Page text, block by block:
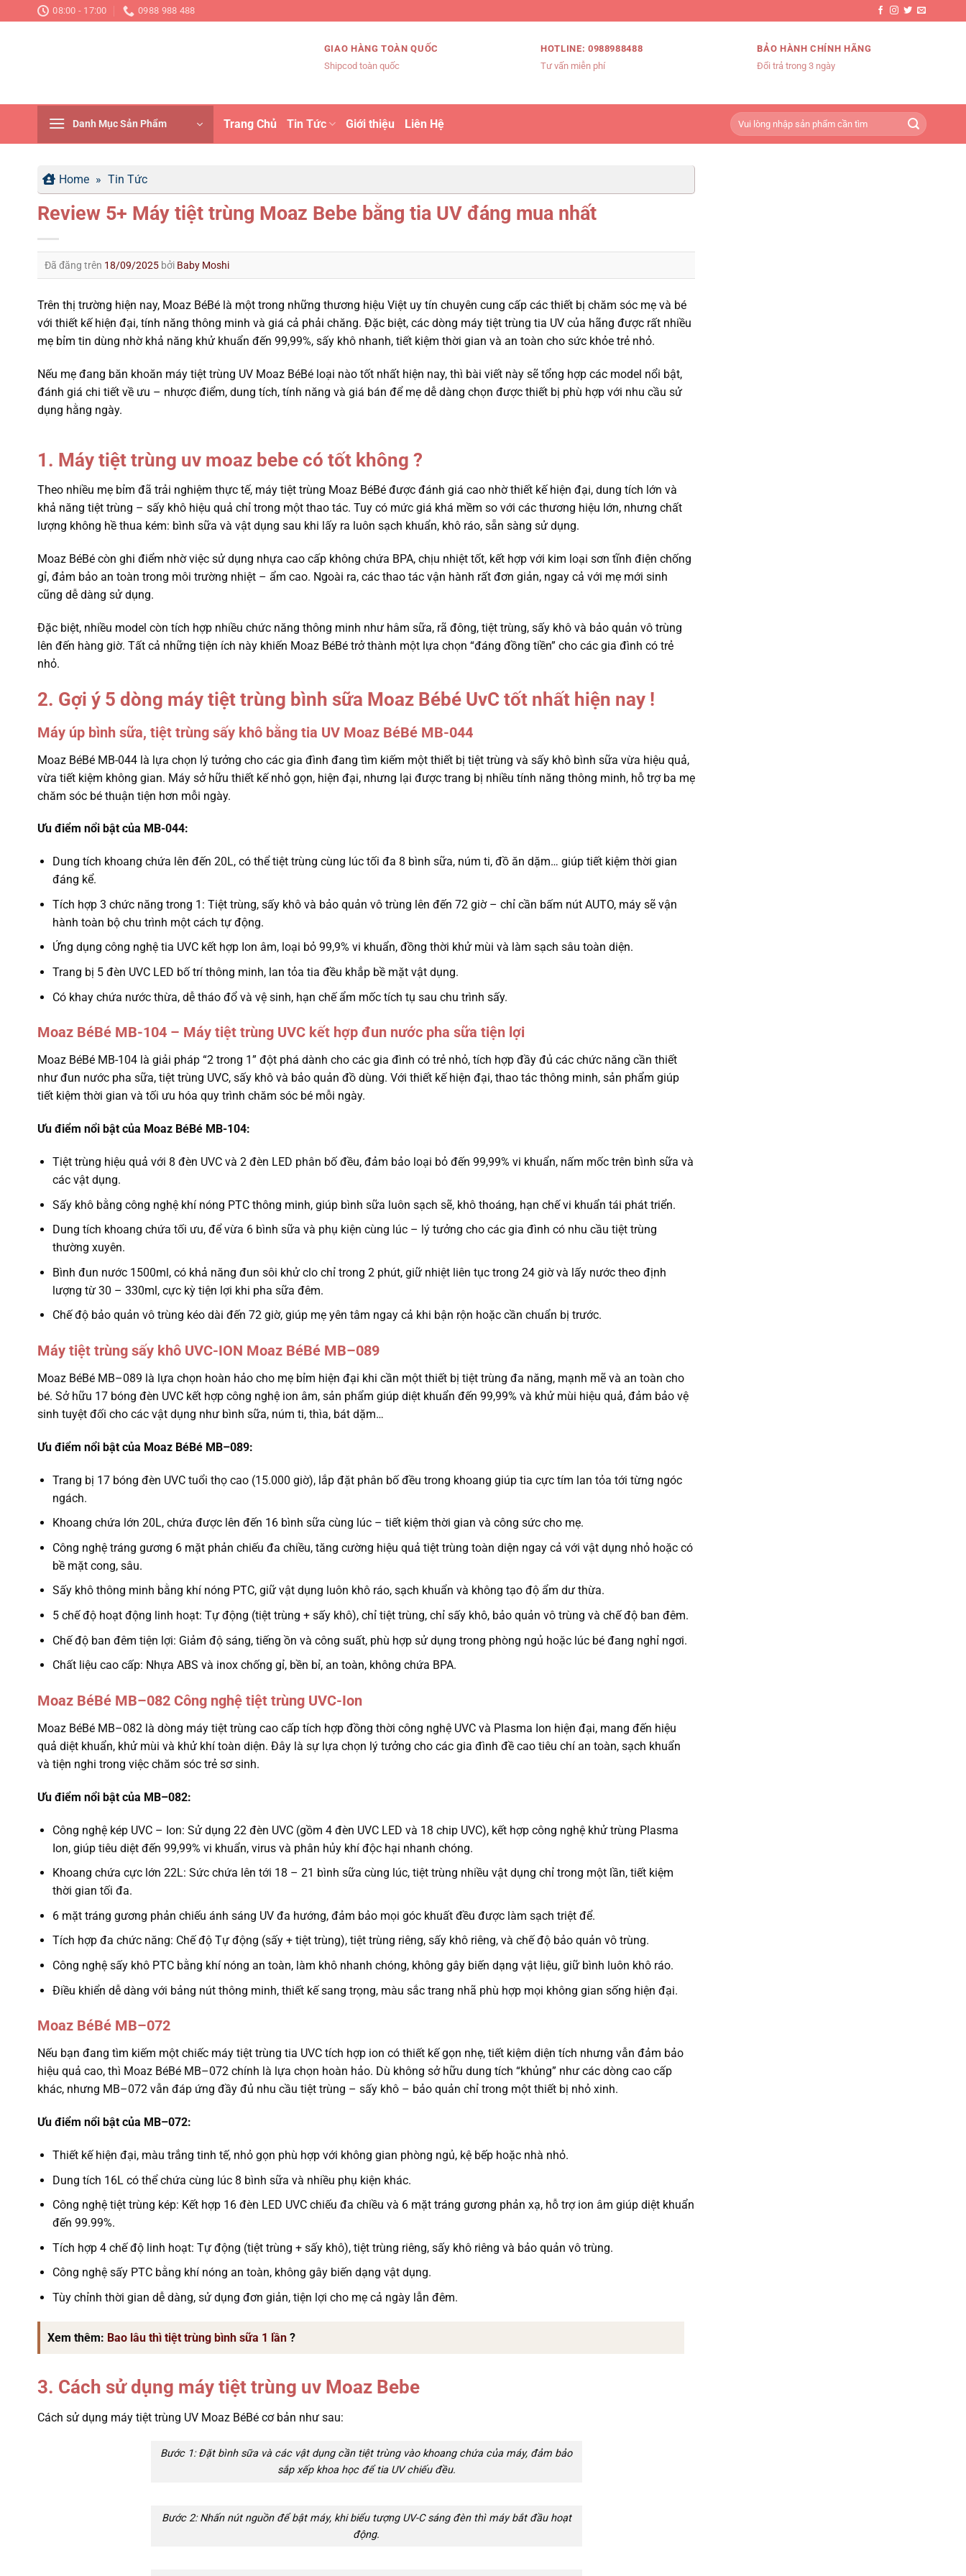
đến
08:00 - 17:00 0988 988 488
GIAO HÀNG TOÀN QUỐC
Shipcod toàn quốc
HOTLINE: 0988988488
Tư vấn miễn phí
BẢO HÀNH CHÍNH HÃNG
Đổi trả trong 3 ngày
Danh Mục Sản Phẩm Trang Chủ Tin Tức Giới thiệu Liên Hệ
Tìm
kiếm:
Home » Tin Tức
Review 5+ Máy tiệt trùng Moaz Bebe bằng tia UV đáng mua nhất
Đã đăng trên 18/09/2025 bởi Baby Moshi
Trên thị trường hiện nay, Moaz BéBé là một trong những thương hiệu Việt uy tín chuyên cung cấp các thiết bị chăm sóc mẹ và bé
với thiết kế hiện đại, tính năng thông minh và giá cả phải chăng. Đặc biệt, các dòng máy tiệt trùng tia UV của hãng được rất nhiều
mẹ bỉm tin dùng nhờ khả năng khử khuẩn đến 99,99%, sấy khô nhanh, tiết kiệm thời gian và an toàn cho sức khỏe trẻ nhỏ.
Nếu mẹ đang băn khoăn máy tiệt trùng UV Moaz BéBé loại nào tốt nhất hiện nay, thì bài viết này sẽ tổng hợp các model nổi bật,
đánh giá chi tiết về ưu – nhược điểm, dung tích, tính năng và giá bán để mẹ dễ dàng chọn được thiết bị phù hợp với nhu cầu sử
dụng hằng ngày.
1. Máy tiệt trùng uv moaz bebe có tốt không ?
Theo nhiều mẹ bỉm đã trải nghiệm thực tế, máy tiệt trùng Moaz BéBé được đánh giá cao nhờ thiết kế hiện đại, dung tích lớn và
khả năng tiệt trùng – sấy khô hiệu quả chỉ trong một thao tác. Tuy có mức giá khá mềm so với các thương hiệu lớn, nhưng chất
lượng không hề thua kém: bình sữa và vật dụng sau khi lấy ra luôn sạch khuẩn, khô ráo, sẵn sàng sử dụng.
Moaz BéBé còn ghi điểm nhờ việc sử dụng nhựa cao cấp không chứa BPA, chịu nhiệt tốt, kết hợp với kim loại sơn tĩnh điện chống
gỉ, đảm bảo an toàn trong môi trường nhiệt – ẩm cao. Ngoài ra, các thao tác vận hành rất đơn giản, ngay cả với mẹ mới sinh
cũng dễ dàng sử dụng.
Đặc biệt, nhiều model còn tích hợp nhiều chức năng thông minh như hâm sữa, rã đông, tiệt trùng, sấy khô và bảo quản vô trùng
lên đến hàng giờ. Tất cả những tiện ích này khiến Moaz BéBé trở thành một lựa chọn “đáng đồng tiền” cho các gia đình có trẻ
nhỏ.
2. Gợi ý 5 dòng máy tiệt trùng bình sữa Moaz Bébé UvC tốt nhất hiện nay !
Máy úp bình sữa, tiệt trùng sấy khô bằng tia UV Moaz BéBé MB-044
Moaz BéBé MB-044 là lựa chọn lý tưởng cho các gia đình đang tìm kiếm một thiết bị tiệt trùng và sấy khô bình sữa vừa hiệu quả,
vừa tiết kiệm không gian. Máy sở hữu thiết kế nhỏ gọn, hiện đại, nhưng lại được trang bị nhiều tính năng thông minh, hỗ trợ ba mẹ
chăm sóc bé thuận tiện hơn mỗi ngày.
Ưu điểm nổi bật của MB-044:
Dung tích khoang chứa lên đến 20L, có thể tiệt trùng cùng lúc tối đa 8 bình sữa, núm ti, đồ ăn dặm… giúp tiết kiệm thời gian
đáng kể.
Tích hợp 3 chức năng trong 1: Tiệt trùng, sấy khô và bảo quản vô trùng lên đến 72 giờ – chỉ cần bấm nút AUTO, máy sẽ vận
hành toàn bộ chu trình một cách tự động.
Ứng dụng công nghệ tia UVC kết hợp Ion âm, loại bỏ 99,9% vi khuẩn, đồng thời khử mùi và làm sạch sâu toàn diện.
Trang bị 5 đèn UVC LED bố trí thông minh, lan tỏa tia đều khắp bề mặt vật dụng.
Có khay chứa nước thừa, dễ tháo đổ và vệ sinh, hạn chế ẩm mốc tích tụ sau chu trình sấy.
Moaz BéBé MB-104 – Máy tiệt trùng UVC kết hợp đun nước pha sữa tiện lợi
Moaz BéBé MB-104 là giải pháp “2 trong 1” đột phá dành cho các gia đình có trẻ nhỏ, tích hợp đầy đủ các chức năng cần thiết
như đun nước pha sữa, tiệt trùng UVC, sấy khô và bảo quản đồ dùng. Với thiết kế hiện đại, thao tác thông minh, sản phẩm giúp
tiết kiệm thời gian và tối ưu hóa quy trình chăm sóc bé mỗi ngày.
Ưu điểm nổi bật của Moaz BéBé MB-104:
Tiệt trùng hiệu quả với 8 đèn UVC và 2 đèn LED phân bố đều, đảm bảo loại bỏ đến 99,99% vi khuẩn, nấm mốc trên bình sữa và
các vật dụng.
Sấy khô bằng công nghệ khí nóng PTC thông minh, giúp bình sữa luôn sạch sẽ, khô thoáng, hạn chế vi khuẩn tái phát triển.
Dung tích khoang chứa tối ưu, để vừa 6 bình sữa và phụ kiện cùng lúc – lý tưởng cho các gia đình có nhu cầu tiệt trùng
thường xuyên.
Bình đun nước 1500ml, có khả năng đun sôi khử clo chỉ trong 2 phút, giữ nhiệt liên tục trong 24 giờ và lấy nước theo định
lượng từ 30 – 330ml, cực kỳ tiện lợi khi pha sữa đêm.
Chế độ bảo quản vô trùng kéo dài đến 72 giờ, giúp mẹ yên tâm ngay cả khi bận rộn hoặc cần chuẩn bị trước.
Máy tiệt trùng sấy khô UVC-ION Moaz BéBé MB–089
Moaz BéBé MB–089 là lựa chọn hoàn hảo cho mẹ bỉm hiện đại khi cần một thiết bị tiệt trùng đa năng, mạnh mẽ và an toàn cho
bé. Sở hữu 17 bóng đèn UVC kết hợp công nghệ ion âm, sản phẩm giúp diệt khuẩn đến 99,99% và khử mùi hiệu quả, đảm bảo vệ
sinh tuyệt đối cho các vật dụng như bình sữa, núm ti, thìa, bát dặm…
Ưu điểm nổi bật của Moaz BéBé MB–089:
Trang bị 17 bóng đèn UVC tuổi thọ cao (15.000 giờ), lắp đặt phân bố đều trong khoang giúp tia cực tím lan tỏa tới từng ngóc
ngách.
Khoang chứa lớn 20L, chứa được lên đến 16 bình sữa cùng lúc – tiết kiệm thời gian và công sức cho mẹ.
Công nghệ tráng gương 6 mặt phản chiếu đa chiều, tăng cường hiệu quả tiệt trùng toàn diện ngay cả với vật dụng nhỏ hoặc có
bề mặt cong, sâu.
Sấy khô thông minh bằng khí nóng PTC, giữ vật dụng luôn khô ráo, sạch khuẩn và không tạo độ ẩm dư thừa.
5 chế độ hoạt động linh hoạt: Tự động (tiệt trùng + sấy khô), chỉ tiệt trùng, chỉ sấy khô, bảo quản vô trùng và chế độ ban đêm.
Chế độ ban đêm tiện lợi: Giảm độ sáng, tiếng ồn và công suất, phù hợp sử dụng trong phòng ngủ hoặc lúc bé đang nghỉ ngơi.
Chất liệu cao cấp: Nhựa ABS và inox chống gỉ, bền bỉ, an toàn, không chứa BPA.
Moaz BéBé MB–082 Công nghệ tiệt trùng UVC-Ion
Moaz BéBé MB–082 là dòng máy tiệt trùng cao cấp tích hợp đồng thời công nghệ UVC và Plasma Ion hiện đại, mang đến hiệu
quả diệt khuẩn, khử mùi và khử khí toàn diện. Đây là sự lựa chọn lý tưởng cho các gia đình đề cao tiêu chí an toàn, sạch khuẩn
và tiện nghi trong việc chăm sóc trẻ sơ sinh.
Ưu điểm nổi bật của MB–082:
Công nghệ kép UVC – Ion: Sử dụng 22 đèn UVC (gồm 4 đèn UVC LED và 18 chip UVC), kết hợp công nghệ khử trùng Plasma
Ion, giúp tiêu diệt đến 99,99% vi khuẩn, virus và phân hủy khí độc hại nhanh chóng.
Khoang chứa cực lớn 22L: Sức chứa lên tới 18 – 21 bình sữa cùng lúc, tiệt trùng nhiều vật dụng chỉ trong một lần, tiết kiệm
thời gian tối đa.
6 mặt tráng gương phản chiếu ánh sáng UV đa hướng, đảm bảo mọi góc khuất đều được làm sạch triệt để.
Tích hợp đa chức năng: Chế độ Tự động (sấy + tiệt trùng), tiệt trùng riêng, sấy khô riêng, và chế độ bảo quản vô trùng.
Công nghệ sấy khô PTC bằng khí nóng an toàn, làm khô nhanh chóng, không gây biến dạng vật liệu, giữ bình luôn khô ráo.
Điều khiển dễ dàng với bảng nút thông minh, thiết kế sang trọng, màu sắc trang nhã phù hợp mọi không gian sống hiện đại.
Moaz BéBé MB–072
Nếu bạn đang tìm kiếm một chiếc máy tiệt trùng tia UVC tích hợp ion có thiết kế gọn nhẹ, tiết kiệm diện tích nhưng vẫn đảm bảo
hiệu quả cao, thì Moaz BéBé MB–072 chính là lựa chọn hoàn hảo. Dù không sở hữu dung tích “khủng” như các dòng cao cấp
khác, nhưng MB–072 vẫn đáp ứng đầy đủ nhu cầu tiệt trùng – sấy khô – bảo quản chỉ trong một thiết bị nhỏ xinh.
Ưu điểm nổi bật của MB–072:
Thiết kế hiện đại, màu trắng tinh tế, nhỏ gọn phù hợp với không gian phòng ngủ, kệ bếp hoặc nhà nhỏ.
Dung tích 16L có thể chứa cùng lúc 8 bình sữa và nhiều phụ kiện khác.
Công nghệ tiệt trùng kép: Kết hợp 16 đèn LED UVC chiếu đa chiều và 6 mặt tráng gương phản xạ, hỗ trợ ion âm giúp diệt khuẩn
đến 99.99%.
Tích hợp 4 chế độ linh hoạt: Tự động (tiệt trùng + sấy khô), tiệt trùng riêng, sấy khô riêng và bảo quản vô trùng.
Công nghệ sấy PTC bằng khí nóng an toàn, không gây biến dạng vật dụng.
Tùy chỉnh thời gian dễ dàng, sử dụng đơn giản, tiện lợi cho mẹ cả ngày lẫn đêm.
Xem thêm: Bao lâu thì tiệt trùng bình sữa 1 lần ?
3. Cách sử dụng máy tiệt trùng uv Moaz Bebe
Cách sử dụng máy tiệt trùng UV Moaz BéBé cơ bản như sau:
Bước 1: Đặt bình sữa và các vật dụng cần tiệt trùng vào khoang chứa của máy, đảm bảo
sắp xếp khoa học để tia UV chiếu đều.
Bước 2: Nhấn nút nguồn để bật máy, khi biểu tượng UV-C sáng đèn thì máy bắt đầu hoạt
động.